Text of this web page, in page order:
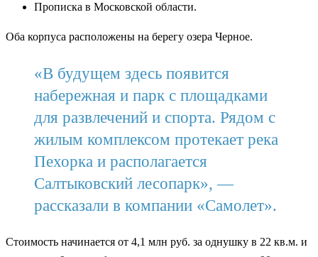
Прописка в Московской области.
Оба корпуса расположены на берегу озера Черное.
«В будущем здесь появится
набережная и парк с площадками
для развлечений и спорта. Рядом с
жилым комплексом протекает река
Пехорка и располагается
Салтыковский лесопарк», —
рассказали в компании «Самолет».
Стоимость начинается от 4,1 млн руб. за однушку в 22 кв.м. и